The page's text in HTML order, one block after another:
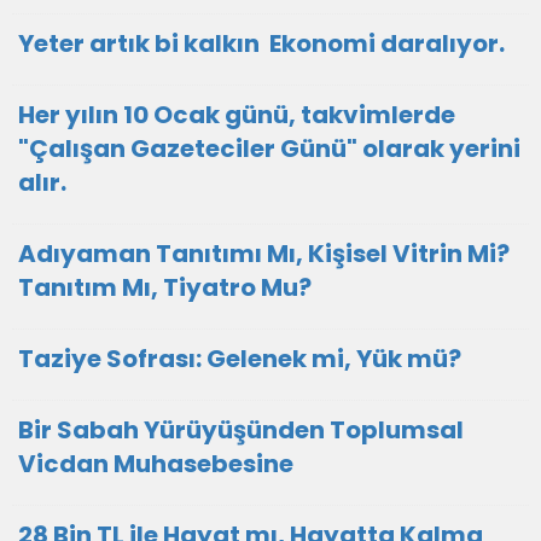
Yeter artık bi kalkın Ekonomi daralıyor.
Her yılın 10 Ocak günü, takvimlerde
"Çalışan Gazeteciler Günü" olarak yerini
alır.
Adıyaman Tanıtımı Mı, Kişisel Vitrin Mi?
Tanıtım Mı, Tiyatro Mu?
Taziye Sofrası: Gelenek mi, Yük mü?
Bir Sabah Yürüyüşünden Toplumsal
Vicdan Muhasebesine